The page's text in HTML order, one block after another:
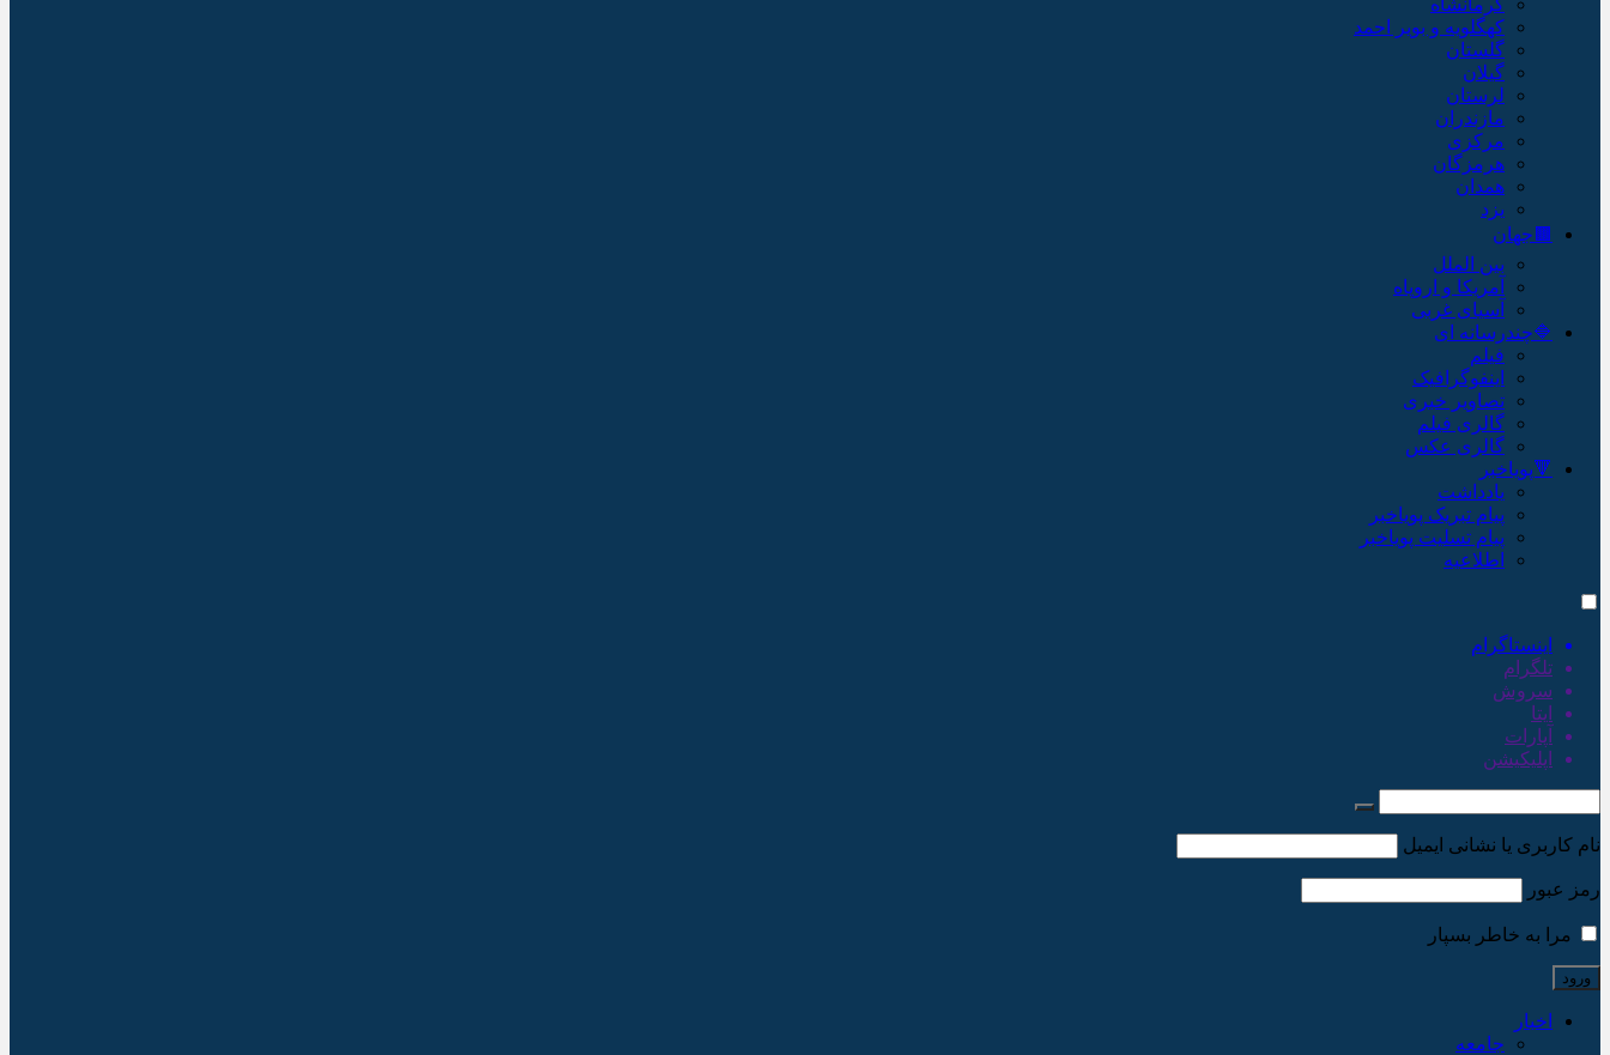
کرمانشاه
کهگلویه و بویر احمد
گلستان
گیلان
لرستان
مازندران
مرکزی
هرمزگان
همدان
یزد
🟫جهان
بین الملل
آمریکا و اروپاه
آسیای غربی
🔷چندرسانه ای
فیلم
اینفوگرافیک
تصاویر خبری
گالری فیلم
گالری عکس
🔻پویاخبر
یادداشت
پیام تبریک پویاخبر
پیام تسلیت پویاخبر
اطلاعیه
اینستاگرام
تلگرام
سروش
ایتا
آپارات
اپلیکیشن
نام کاربری یا نشانی ایمیل
رمز عبور
مرا به خاطر بسپار
اخبار
جامعه